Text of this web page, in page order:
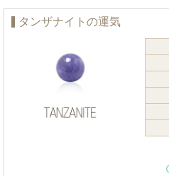
タンザナイトの運気